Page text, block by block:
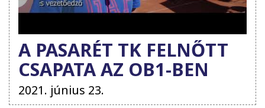
A PASARÉT TK FELNŐTT
CSAPATA AZ OB1-BEN
2021. június 23.